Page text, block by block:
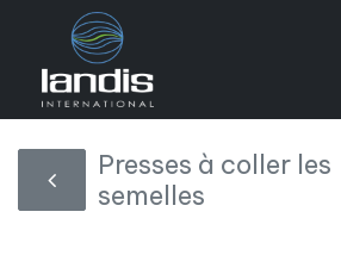
Presses à coller les
semelles